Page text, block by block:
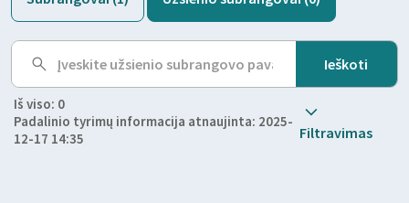
Iš viso: 0
Padalinio tyrimų informacija atnaujinta: 2025-
12-17 14:35
Filtravimas